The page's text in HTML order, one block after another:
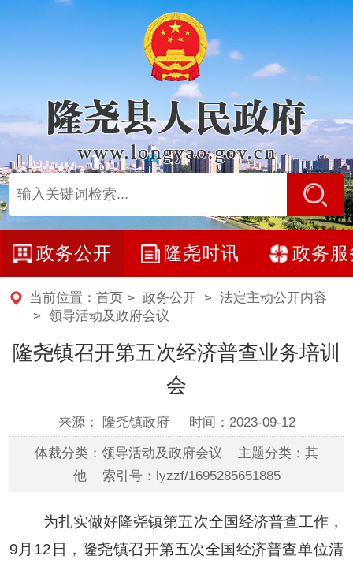
政务公开 隆尧时讯 政务服
当前位置： 首页 > 政务公开> 法定主动公开内容
> 领导活动及政府会议
隆尧镇召开第五次经济普查业务培训
会
来源： 隆尧镇政府 时间：2023-09-12
体裁分类：领导活动及政府会议 主题分类：其
他 索引号：lyzzf/1695285651885
为扎实做好隆尧镇第五次全国经济普查工作，
9月12日，隆尧镇召开第五次全国经济普查单位清